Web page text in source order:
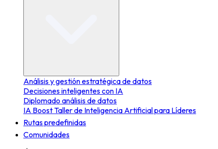
Análisis y gestión estratégica de datos
Decisiones inteligentes con IA
Diplomado análisis de datos
IA Boost Taller de Inteligencia Artificial para Líderes
Rutas predefinidas
Comunidades